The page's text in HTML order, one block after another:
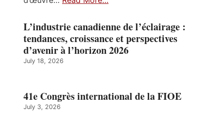
L’industrie canadienne de l’éclairage :
tendances, croissance et perspectives
d’avenir à l’horizon 2026
July 18, 2026
41e Congrès international de la FIOE
July 3, 2026